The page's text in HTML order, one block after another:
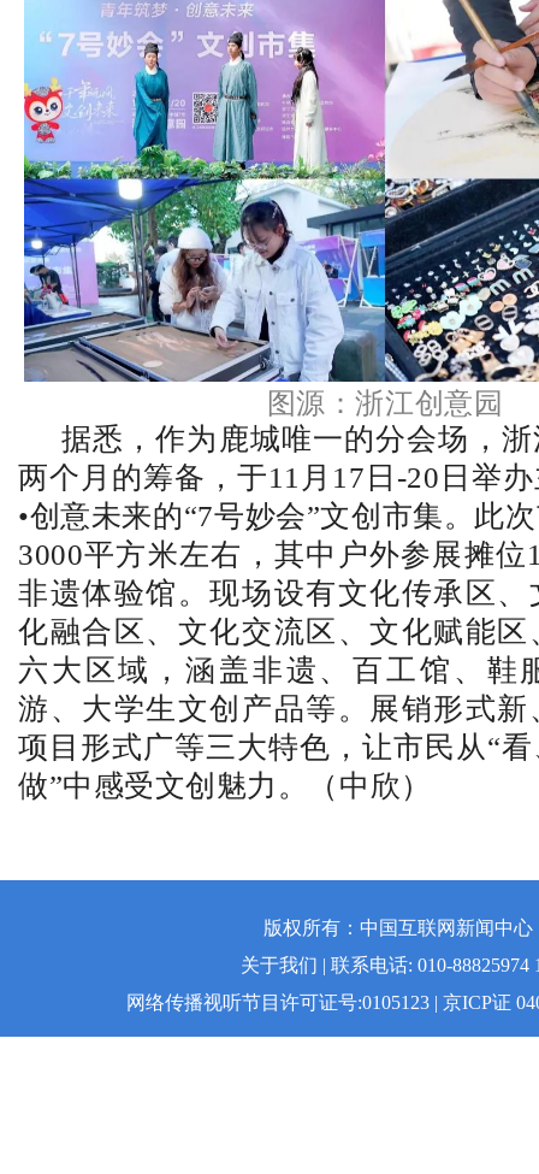
图源：浙江创意园
据悉，作为鹿城唯一的分会场，
两个月的筹备，于11月17日-20日举
•创意未来的“7号妙会”文创市集。此
3000平方米左右，其中户外参展摊位
非遗体验馆。现场设有文化传承区
化融合区、文化交流区、文化赋能
六大区域，涵盖非遗、百工馆、鞋
游、大学生文创产品等。展销形式
项目形式广等三大特色，让市民从“
做”中感受文创魅力。（中欣）
版权所有：中国互联网新闻中
关于我们 | 联系电话: 010-88825974
网络传播视听节目许可证号:0105123 | 京ICP证